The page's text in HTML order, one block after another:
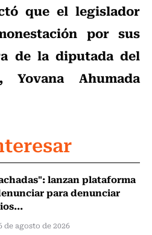
que el legislador
por sus
de la diputada del
Yovana Ahumada
lanzan plataforma
para denunciar
de agosto de 2026